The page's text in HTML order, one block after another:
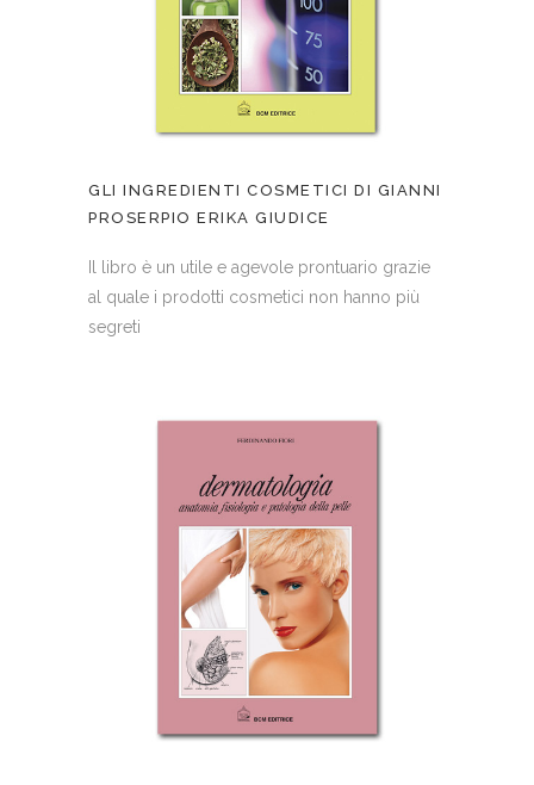
GLI INGREDIENTI COSMETICI DI GIANNI
PROSERPIO ERIKA GIUDICE
Il libro è un utile e agevole prontuario grazie
al quale i prodotti cosmetici non hanno più
segreti